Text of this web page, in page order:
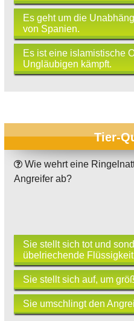
Es geht um die
von Spanien.
Es ist eine islamistische
Ungläubigen kämpft.
Tier-
Wie wehrt eine
Angreifer ab?
Sie stellt sich tot und
übelriechende
Sie stellt sich auf, um
Sie umschlingt den